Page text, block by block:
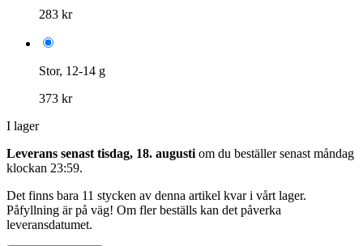
283 kr
Stor, 12-14 g
373 kr
I lager
Leverans senast tisdag, 18. augusti om du beställer senast måndag
klockan 23:59.
Det finns bara 11 stycken av denna artikel kvar i vårt lager.
Påfyllning är på väg! Om fler beställs kan det påverka
leveransdatumet.